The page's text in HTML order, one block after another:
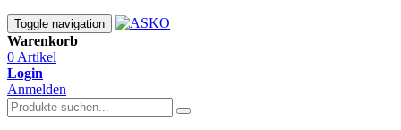
Toggle navigation
Warenkorb
0 Artikel
Login
Anmelden